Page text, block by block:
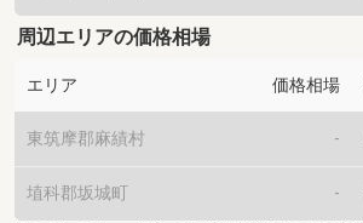
周辺エリアの価格相場
エリア 価格相場
東筑摩郡麻績村 -
埴科郡坂城町 -